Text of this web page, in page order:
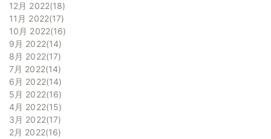
12月 2022 18
11月 2022 17
10月 2022 16
9月 2022 14
8月 2022 17
7月 2022 14
6月 2022 14
5月 2022 16
4月 2022 15
3月 2022 17
2月 2022 16